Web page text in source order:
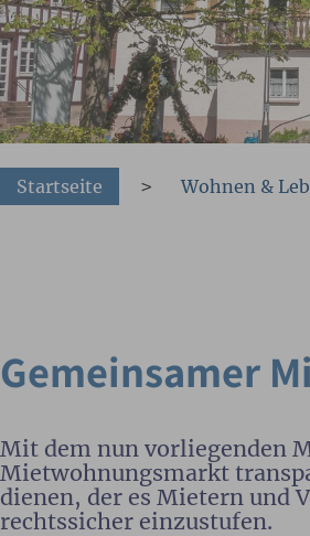
Startseite Wohnen &
Gemeinsamer
Mit dem nun vorliegenden
Mietwohnungsmarkt
dienen, der es Mietern und
rechtssicher einzustufen.